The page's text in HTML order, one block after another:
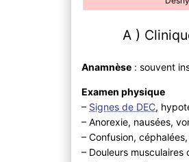
A )
Anamnèse : souvent
Examen physique
– Signes de DEC,
– Anorexie, nausées,
– Confusion,
– Douleurs